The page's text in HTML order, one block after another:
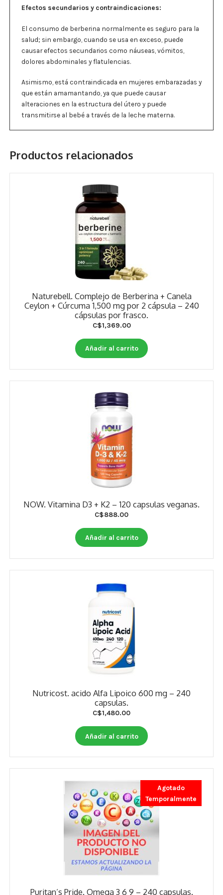
Efectos secundarios y contraindicaciones:
El consumo de berberina normalmente es seguro para la
salud; sin embargo, cuando se usa en exceso, puede
causar efectos secundarios como náuseas, vómitos,
dolores abdominales y flatulencias.
Asimismo, está contraindicada en mujeres embarazadas y
que están amamantando, ya que puede causar
alteraciones en la estructura del útero y puede
transmitirse al bebé a través de la leche materna.
Productos relacionados
Naturebell. Complejo de Berberina + Canela
Ceylon + Cúrcuma 1,500 mg por 2 cápsula – 240
cápsulas por frasco.
C$1,369.00
Añadir al carrito
NOW. Vitamina D3 + K2 – 120 capsulas veganas.
C$888.00
Añadir al carrito
Nutricost. acido Alfa Lipoico 600 mg – 240
capsulas.
C$1,480.00
Añadir al carrito
Puritan’s Pride. Omega 3 6 9 – 240 capsulas.
Agotado
Temporalmente